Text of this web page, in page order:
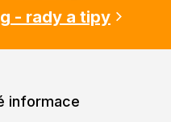
- rady a tipy
informace